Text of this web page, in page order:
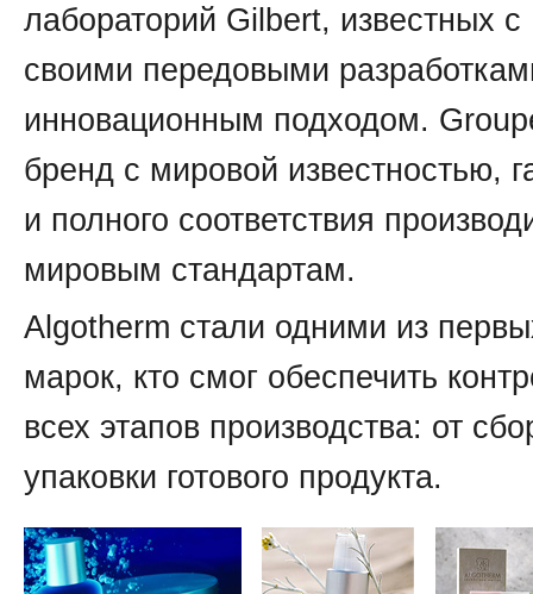
лабораторий Gilbert, известных с
своими передовыми
инновационным подходом.
бренд с мировой известностью,
и полного соответствия
мировым стандартам.
Algotherm стали одними из
марок, кто смог обеспечить
всех этапов производства: от
упаковки готового продукта.